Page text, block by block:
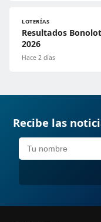
LOTERÍAS
Resultados
2026
Hace 2 días
Recibe las